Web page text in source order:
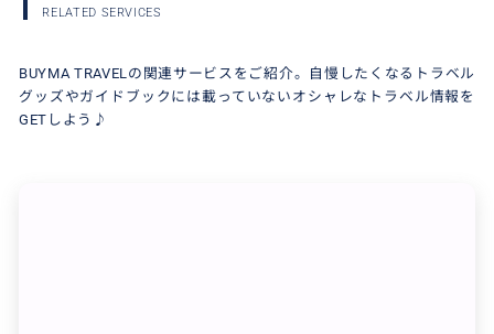
RELATED SERVICES
BUYMA TRAVELの関連サービスをご紹介。自慢したくなるトラベル
グッズやガイドブックには載っていないオシャレなトラベル情報を
GETしよう♪